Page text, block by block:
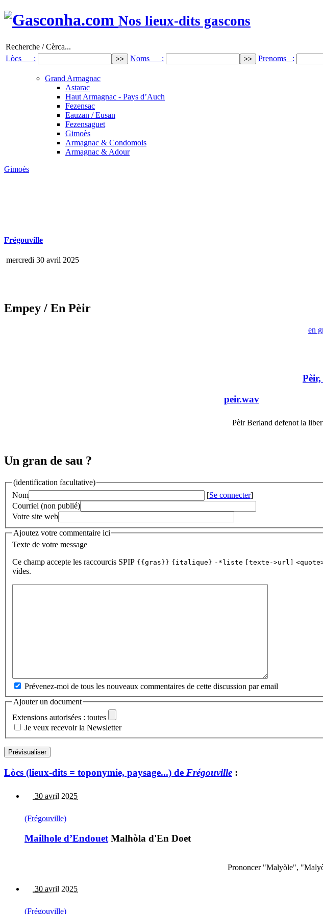
Nos lieux-dits gascons
Recherche / Cèrca...
Lòcs :
Noms : Prenoms :
Grand Armagnac
Astarac
Haut Armagnac - Pays d’Auch
Fezensac
Eauzan / Eusan
Fezensaguet
Gimoès
Armagnac & Condomois
Armagnac & Adour
Gimoès
Frégouville
mercredi 30 avril 2025
Empey / En Pèir
en
peir.wav
Pèir Berland defenot la
Un gran de sau ?
(identification facultative)
Nom
[Se connecter]
Courriel (non publié)
Votre site web
Ajoutez votre commentaire ici
Texte de votre message
Ce champ accepte les raccourcis SPIP {{gras}} {italique} -*liste [texte->url]
vides.
Prévenez-moi de tous les nouveaux commentaires de cette discussion par email
Ajouter un document
Extensions autorisées : toutes
Je veux recevoir la Newsletter
Lòcs (lieux-dits = toponymie, paysage...) de Frégouville :
30 avril 2025
(Frégouville)
Mailhole d’Endouet Malhòla d'En Doet
Prononcer "Malyòle",
30 avril 2025
(Frégouville)